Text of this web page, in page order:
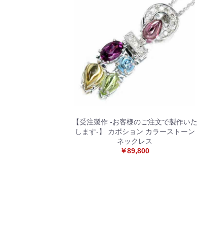
【受注製作 -お客様のご注文で製作いた
します-】 カボション カラーストーン
ネックレス
￥89,800